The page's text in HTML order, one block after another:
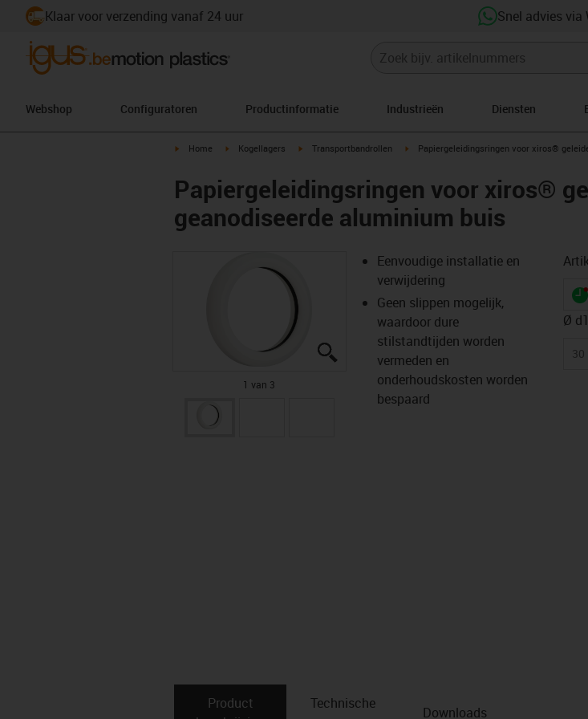
Klaar voor verzending vanaf 24 uur Snel advies
Webshop Configuratoren Productinformatie Industrieën Diensten
igus-icon-arrow-right
Home igus-icon-arrow-right
Kogellagers igus-icon-arrow-right
Transportbandrollen igus-icon-arrow-right
Papiergeleidingsringen voor xiros®
Papiergeleidingsringen voor xiros®
geanodiseerde aluminium buis
igus-icon-lupe
igus-icon-lupe
igus-icon-lupe
1 van 3
Eenvoudige installatie en
verwijdering
Geen slippen mogelijk,
waardoor dure
stilstandtijden worden
vermeden en
onderhoudskosten worden
bespaard
Ø
30
Product
Technische
Downloads